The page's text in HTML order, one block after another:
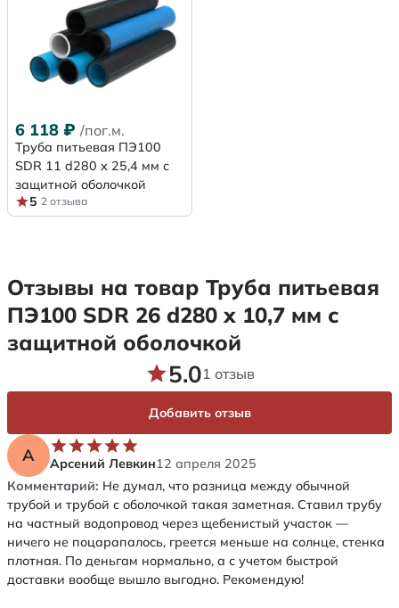
6 118 ₽ /пог.м.
Труба питьевая ПЭ100
SDR 11 d280 х 25,4 мм с
защитной оболочкой
5 2 отзыва
Отзывы на товар Труба питьевая
ПЭ100 SDR 26 d280 х 10,7 мм с
защитной оболочкой
А Арсений Левкин12 апреля 2025
Комментарий: Не думал, что разница между обычной
трубой и трубой с оболочкой такая заметная. Ставил трубу
на частный водопровод через щебенистый участок —
ничего не поцарапалось, греется меньше на солнце, стенка
плотная. По деньгам нормально, а с учетом быстрой
доставки вообще вышло выгодно. Рекомендую!
5.01 отзыв
Добавить отзыв